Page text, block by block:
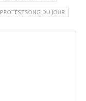
PROTESTSONG DU JOUR